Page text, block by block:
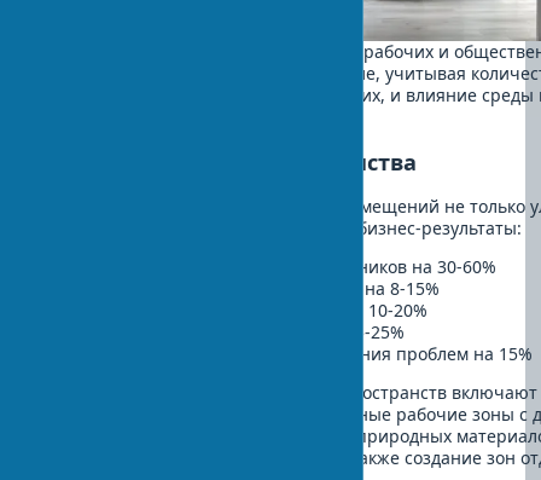
Природоориентированный дизайн в рабочих и
пространствах имеет особое значение, учитывая
времени, которое люди проводят в них, и влияние среды
Офисы и рабочие пространства
Биофильный дизайн для офисных помещений не только
эстетику, но и приносит измеримые бизнес-результаты:
Снижение уровня стресса сотрудников на 30-60%
Повышение производительности на 8-15%
Сокращение дней больничных на 10-20%
Снижение текучести кадров на 15-25%
Улучшение креативности и решения проблем на 15%
Ключевые элементы для офисных пространств включают
фитостены в интерьере, разнообразные рабочие зоны с
к природному свету, использование природных
интерьере для отделки и мебели, а также создание зон